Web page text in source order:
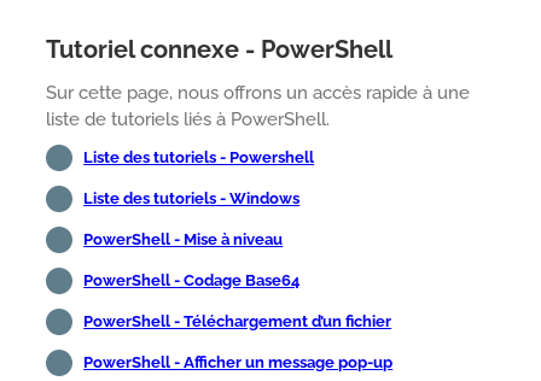
Tutoriel connexe - PowerShell
Sur cette page, nous offrons un accès rapide à une
liste de tutoriels liés à PowerShell.
Liste des tutoriels - Powershell
Liste des tutoriels - Windows
PowerShell - Mise à niveau
PowerShell - Codage Base64
PowerShell - Téléchargement d’un fichier
PowerShell - Afficher un message pop-up